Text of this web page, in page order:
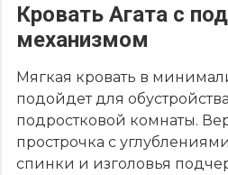
Кровать Агата с
механизмом
Мягкая кровать в
подойдет для
подростковой комнаты.
прострочка с
спинки и изголовья